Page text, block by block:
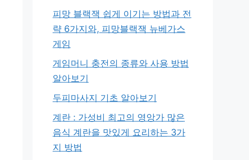
피망 블랙잭 쉽게 이기는 방법과 전
략 6가지와, 피망블랙잭 뉴베가스
게임
게임머니 충전의 종류와 사용 방법
알아보기
두피마사지 기초 알아보기
계란 : 가성비 최고의 영앙가 많은
음식 계란을 맛있게 요리하는 3가
지 방법